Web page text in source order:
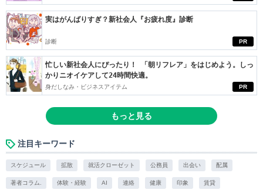
PR
実はがんばりすぎ？新社会人『お疲れ度』診断
診断
PR
忙しい新社会人にぴったり！ 「朝リフレア」をはじめよう。しっ
かりニオイケアして24時間快適。
身だしなみ・ビジネスアイテム
もっと見る
注目キーワード
スケジュール 拡散 就活クローゼット 公務員 出会い 配属
著者コラム. 体験・経験 AI 連絡 健康 印象 賃貸